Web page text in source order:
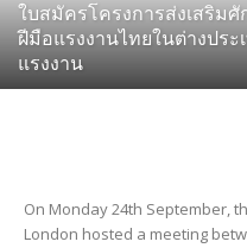
ใบสมัครโครงการส่งเสริม
ฝีมือแรงงานไทยในต่างปร
แรงงาน
On Monday 24th September,
London hosted a meeting